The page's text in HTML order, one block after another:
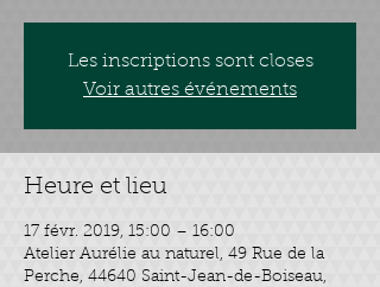
Les inscriptions sont closes
Voir autres événements
Heure et lieu
17 févr. 2019, 15:00 – 16:00
Atelier Aurélie au naturel, 49 Rue de la
Perche, 44640 Saint-Jean-de-Boiseau,